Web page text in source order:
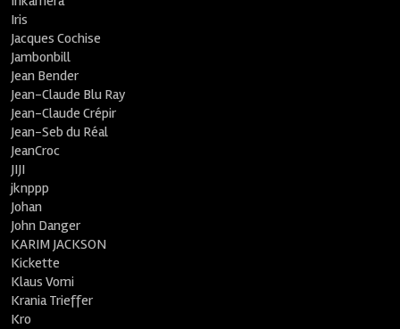
Iris
Jacques Cochise
Jambonbill
Jean Bender
Jean-Claude Blu Ray
Jean-Claude Crépir
Jean-Seb du Réal
JeanCroc
JIJI
jknppp
Johan
John Danger
KARIM JACKSON
Kickette
Klaus Vomi
Krania Trieffer
Kro